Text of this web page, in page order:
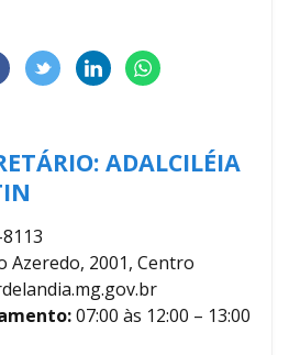
ADALCILÉIA
Azeredo, 2001, Centro
07:00 às 12:00 – 13:00